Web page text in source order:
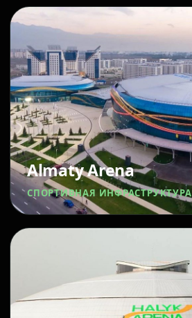
Almaty Arena
СПОРТИВНАЯ ИНФРАСТРУКТУРА